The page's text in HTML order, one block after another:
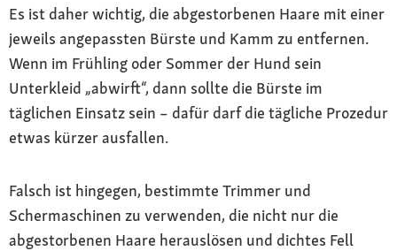
Es ist daher wichtig, die abgestorbenen Haare mit einer
jeweils angepassten Bürste und Kamm zu entfernen.
Wenn im Frühling oder Sommer der Hund sein
Unterkleid „abwirft“, dann sollte die Bürste im
täglichen Einsatz sein – dafür darf die tägliche Prozedur
etwas kürzer ausfallen.
Falsch ist hingegen, bestimmte Trimmer und
Schermaschinen zu verwenden, die nicht nur die
abgestorbenen Haare herauslösen und dichtes Fell